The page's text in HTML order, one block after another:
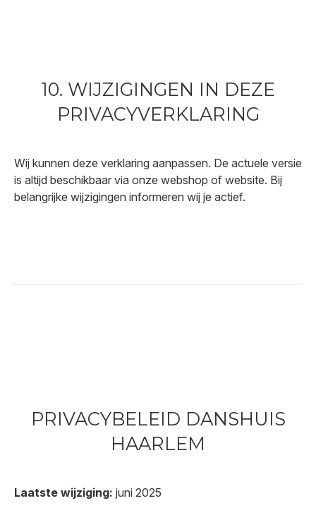
10. WIJZIGINGEN IN DEZE
PRIVACYVERKLARING
Wij kunnen deze verklaring aanpassen. De actuele versie
is altijd beschikbaar via onze webshop of website. Bij
belangrijke wijzigingen informeren wij je actief.
PRIVACYBELEID DANSHUIS
HAARLEM
Laatste wijziging: juni 2025